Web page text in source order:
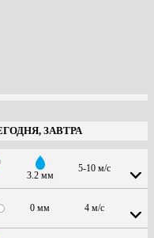
ЗАВТРА
3.2 мм
5-10 м/с
0 мм 4 м/с